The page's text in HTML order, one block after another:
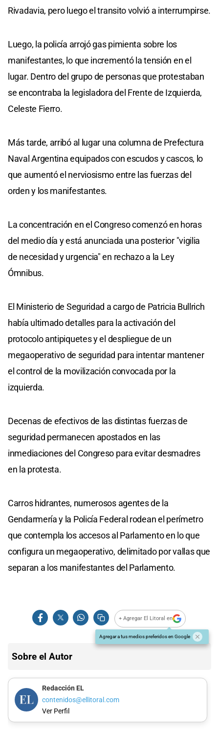
Rivadavia, pero luego el transito volvió a interrumpirse.
Luego, la policía arrojó gas pimienta sobre los
manifestantes, lo que incrementó la tensión en el
lugar. Dentro del grupo de personas que protestaban
se encontraba la legisladora del Frente de Izquierda,
Celeste Fierro.
Más tarde, arribó al lugar una columna de Prefectura
Naval Argentina equipados con escudos y cascos, lo
que aumentó el nerviosismo entre las fuerzas del
orden y los manifestantes.
La concentración en el Congreso comenzó en horas
del medio día y está anunciada una posterior "vigilia
de necesidad y urgencia" en rechazo a la Ley
Ómnibus.
El Ministerio de Seguridad a cargo de Patricia Bullrich
había ultimado detalles para la activación del
protocolo antipiquetes y el despliegue de un
megaoperativo de seguridad para intentar mantener
el control de la movilización convocada por la
izquierda.
Decenas de efectivos de las distintas fuerzas de
seguridad permanecen apostados en las
inmediaciones del Congreso para evitar desmadres
en la protesta.
Carros hidrantes, numerosos agentes de la
Gendarmería y la Policía Federal rodean el perímetro
que contempla los accesos al Parlamento en lo que
configura un megaoperativo, delimitado por vallas que
separan a los manifestantes del Parlamento.
+ Agregar El Litoral en
Agregar a tus medios preferidos en Google
Sobre el Autor
Redacción EL
contenidos@ellitoral.com
Ver Perfil